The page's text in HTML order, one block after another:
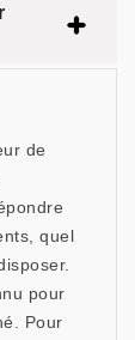
de
quel
pour
Pour